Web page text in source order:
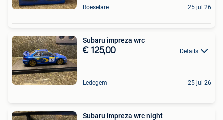
Roeselare 25 jul 26
Subaru impreza wrc
€ 125,00 Details
Ledegem 25 jul 26
Subaru impreza wrc night